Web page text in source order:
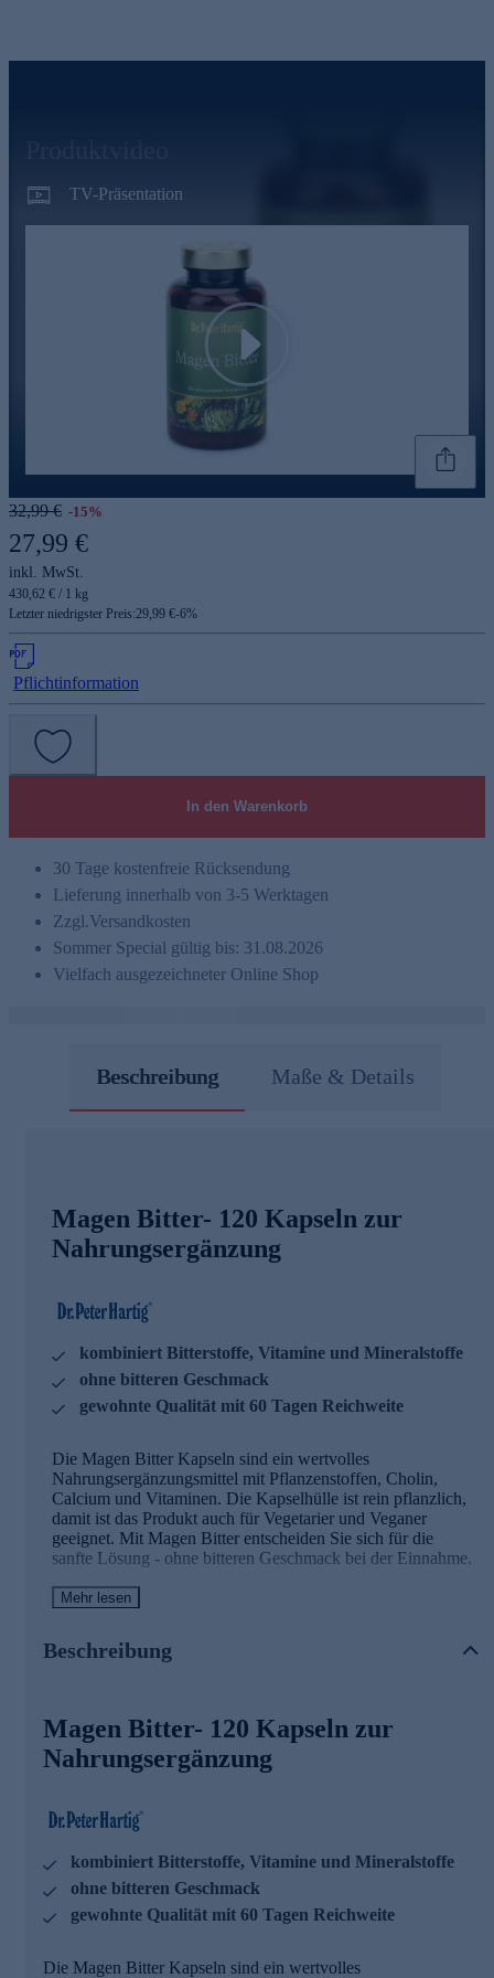
TV-Präsentation
Play
32,99 € -15%
27,99 €
inkl. MwSt.
430,62 € / 1 kg
Letzter niedrigster Preis:29,99 €-6%
Pflichtinformation
In den Warenkorb
30 Tage kostenfreie Rücksendung
Lieferung innerhalb von 3-5 Werktagen
Zzgl.Versandkosten
Sommer Special gültig bis: 31.08.2026
Vielfach ausgezeichneter Online Shop
Beschreibung Maße & Details
Magen Bitter- 120 Kapseln zur
Nahrungsergänzung
kombiniert Bitterstoffe, Vitamine und Mineralstoffe
ohne bitteren Geschmack
gewohnte Qualität mit 60 Tagen Reichweite
Die Magen Bitter Kapseln sind ein wertvolles
Nahrungsergänzungsmittel mit Pflanzenstoffen, Cholin,
Calcium und Vitaminen. Die Kapselhülle ist rein pflanzlich,
damit ist das Produkt auch für Vegetarier und Veganer
geeignet. Mit Magen Bitter entscheiden Sie sich für die
sanfte Lösung - ohne bitteren Geschmack bei der Einnahme.
Magen Bitter
Calcium trägt zur normalen Funktion von
Verdauungsenzymen bei
Vitamin B12 trägt zu einem normalen
Energiestoffwechsel bei
Vitamin B12 trägt zu einer normalen Funktion des
Dr. Peter Hartig
ausgezeichnet mit allen weiteren Dr. Peter Hartig®
Produkten kombinieren.
Dr. Peter Hartig forscht für Ihre Gesundheit
Seit knapp 40 Jahren steht der Name Dr. Peter Hartig® für
Mehr lesen
Beschreibung
Magen Bitter- 120 Kapseln zur
Nahrungsergänzung
kombiniert Bitterstoffe, Vitamine und Mineralstoffe
ohne bitteren Geschmack
gewohnte Qualität mit 60 Tagen Reichweite
Die Magen Bitter Kapseln sind ein wertvolles